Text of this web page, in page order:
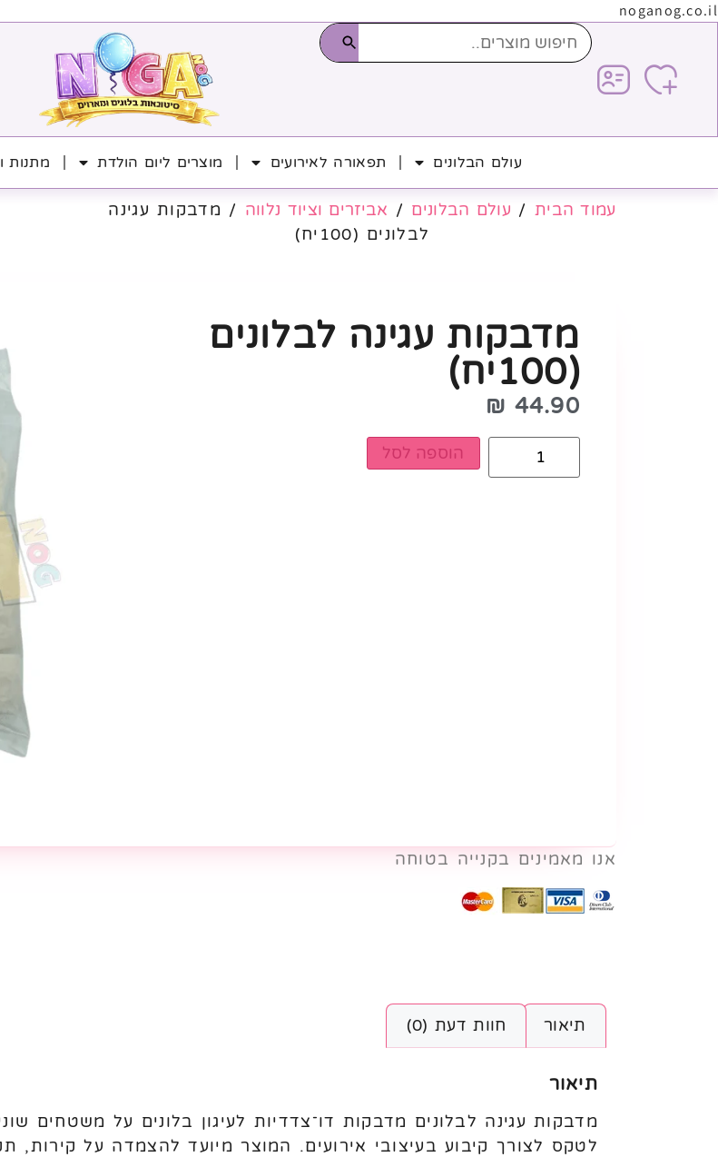
noganog.co.il
עולם הבלונים תפאורה לאירועים מוצרים ליום הולדת מתנות
עמוד הבית / עולם הבלונים / אביזרים וציוד נלווה / מדבקות עגינה
לבלונים (100יח)
מדבקות עגינה לבלונים
(100יח)
44.90
₪
הוספה לסל
אנו מאמינים בקנייה בטוחה
תיאור חוות דעת (0)
תיאור
מדבקות עגינה לבלונים מדבקות דו־צדדיות לעיגון בלונים על משטחים
לטקס לצורך קיבוע בעיצובי אירועים. המוצר מיועד להצמדה על קירות,